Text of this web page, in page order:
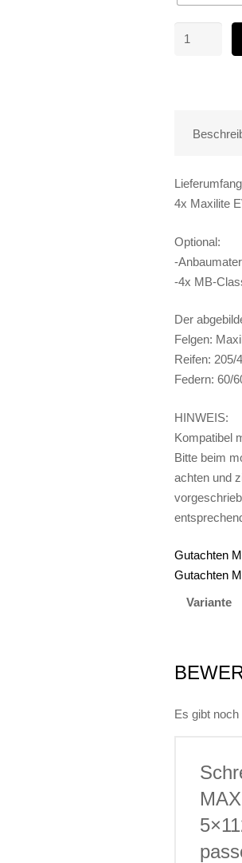
4x
ZOLL
7,5J
ET37
TÜV
E500
R129
R170
R171
W202
W204
W208
W210
Menge
4x Maxilite
Optional:
-
-4x MB-
Der
Felgen:
Reifen: 205/
Federn: 60/
HINWEIS:
Kompatibel
Bitte beim
achten und
Gutachten
Gutachten
Variante
Es gibt